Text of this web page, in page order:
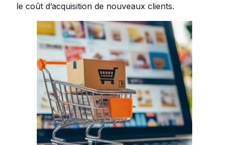
le coût d’acquisition de nouveaux clients.